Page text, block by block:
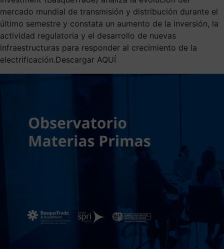
mercado mundial de transmisión y distribución durante el
último semestre y constata un aumento de la inversión, la
actividad regulatoria y el desarrollo de nuevas
infraestructuras para responder al crecimiento de la
electrificación.Descargar AQUÍ